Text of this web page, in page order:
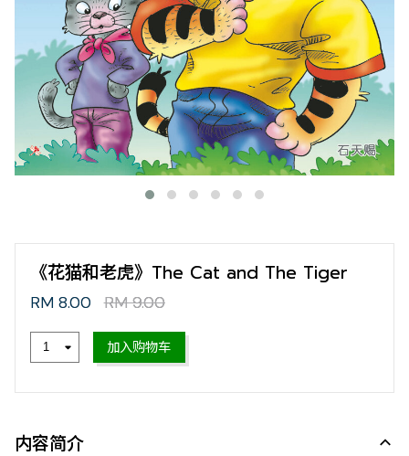
《花猫和老虎》The Cat and The Tiger
RM 8.00 RM 9.00
加入购物车
内容简介